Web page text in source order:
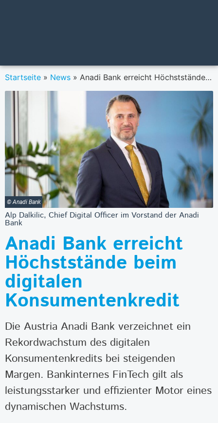
Startseite » News » Anadi Bank erreicht Höchststände beim digitalen Konsumentenkredit
© Anadi Bank
Alp Dalkilic, Chief Digital Officer im Vorstand der Anadi
Bank
Anadi Bank erreicht
Höchststände beim
digitalen
Konsumentenkredit
Die Austria Anadi Bank verzeichnet ein
Rekordwachstum des digitalen
Konsumentenkredits bei steigenden
Margen. Bankinternes FinTech gilt als
leistungsstarker und effizienter Motor eines
dynamischen Wachstums.